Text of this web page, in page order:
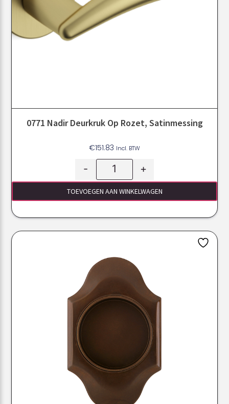
0771 Nadir Deurkruk Op Rozet, Satinmessing
€151.83 Incl. BTW
- +
TOEVOEGEN AAN WINKELWAGEN